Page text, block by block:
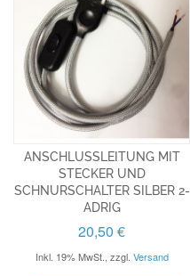
ANSCHLUSSLEITUNG MIT
STECKER UND
SCHNURSCHALTER SILBER 2-
ADRIG
20,50 €
Inkl. 19% MwSt., zzgl. Versand